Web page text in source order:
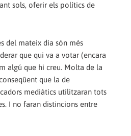
sols, oferir els polítics de
del mateix dia són més
que qui va a votar (encara
algú que hi creu. Molta de la
que la de
mediàtics utilitzaran tots
I no faran distincions entre